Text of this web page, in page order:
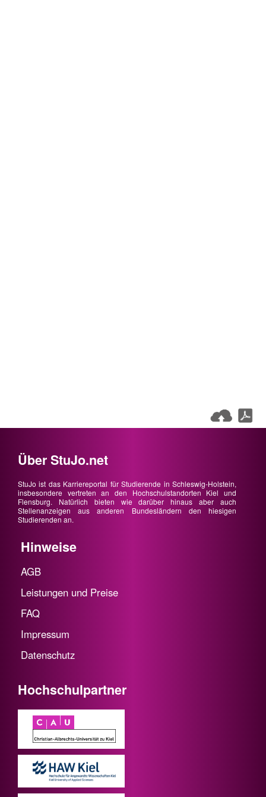
Über StuJo.net
StuJo ist das Karriereportal für Studierende in Schleswig-Holstein,
insbesondere vertreten an den Hochschulstandorten Kiel und
Flensburg. Natürlich bieten wie darüber hinaus aber auch
Stellenanzeigen aus anderen Bundesländern den hiesigen
Studierenden an.
Hinweise
AGB
Leistungen und Preise
FAQ
Impressum
Datenschutz
Hochschulpartner